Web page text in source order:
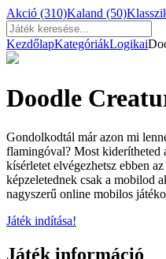
Akció (310)Kaland (50)
KezdőlapKategóriákLogikai
Doodle
Gondolkodtál már azon mi
flamingóval? Most kiderítheted
kísérletet elvégezhetsz ebben
képzeletednek csak a mobilod
nagyszerű online mobilos
Játék indítása!
Játék információ